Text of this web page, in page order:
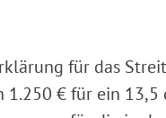
für das
€ für ein